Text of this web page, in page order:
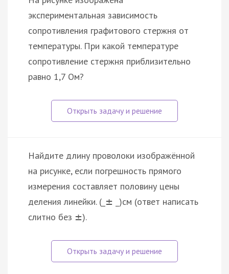
экспериментальная зависимость
сопротивления графитового стержня от
температуры. При какой температуре
сопротивление стержня приблизительно
равно 1,7 Ом?
Найдите длину проволоки изображённой
на рисунке, если погрешность прямого
измерения составляет половину цены
деления линейки. (_ ± _)см (ответ написать
слитно без ±).